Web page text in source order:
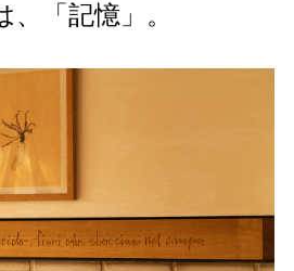
「記憶」。